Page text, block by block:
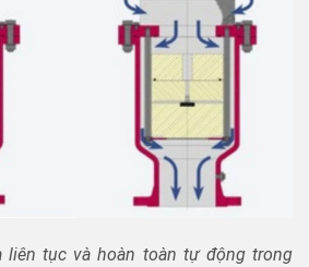
liên tục và hoàn toàn tự động trong